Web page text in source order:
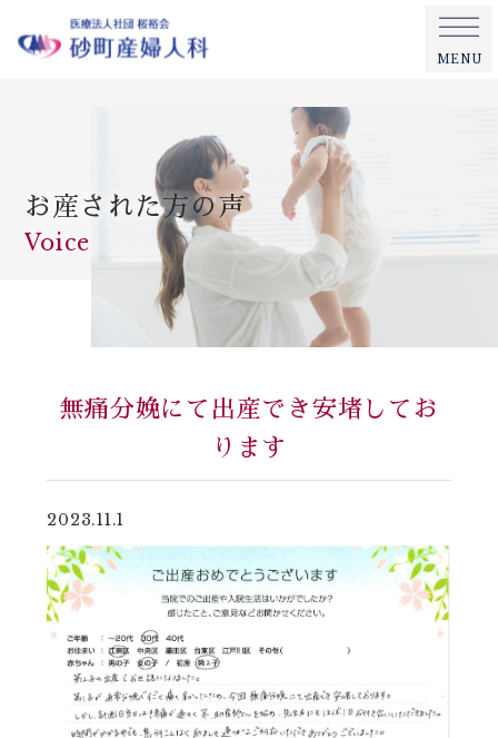
MENU
お産された方の声
Voice
無痛分娩にて出産でき安堵してお
ります
2023.11.1